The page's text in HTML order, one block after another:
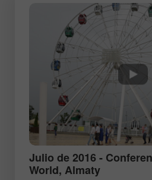
Julio de 2016 -
World, Almaty